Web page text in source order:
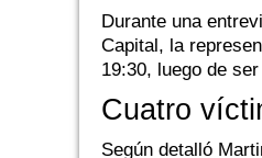
Durante una
Capital, la
19:30, luego de
Cuatro
Según detalló